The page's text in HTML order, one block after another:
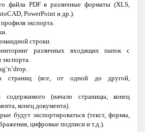
файла PDF в различные форматы (XLS,
PowerPoint и др.).
экспорта.
строки.
различных входящих папок с
страниц (все, от одной до другой,
содержимого (начало страницы, конец
конец документа).
будут экспортироваться (текст, формы,
цифровые подписи и т.д.).